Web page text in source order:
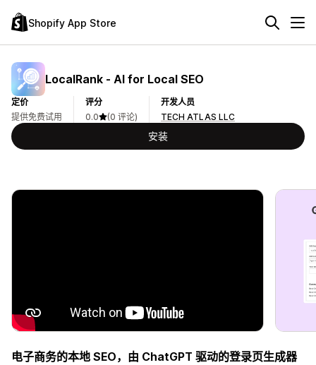
Shopify App Store
LocalRank ‑ AI for Local SEO
定价
提供免费试用
评分
0.0
(0 评论)
开发人员
TECH ATLAS LLC
安装
电子商务的本地 SEO，由 ChatGPT 驱动的登录页生成器